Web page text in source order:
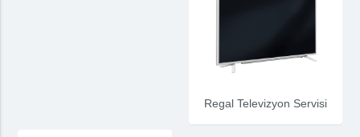
Regal Televizyon Servisi